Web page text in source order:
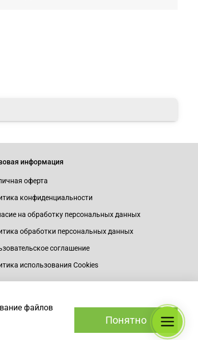
информация
оферта
конфиденциальности
на обработку персональных данных
обработки персональных данных
соглашение
использования Cookies
файлов
Понятно